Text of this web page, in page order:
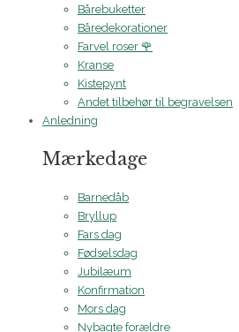
Bårebuketter
Båredekorationer
Farvel roser 🌹
Kranse
Kistepynt
Andet tilbehør til begravelsen
Anledning
Mærkedage
Barnedåb
Bryllup
Fars dag
Fødselsdag
Jubilæum
Konfirmation
Mors dag
Nybagte forældre